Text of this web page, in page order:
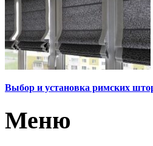
Выбор и установка римских
Меню